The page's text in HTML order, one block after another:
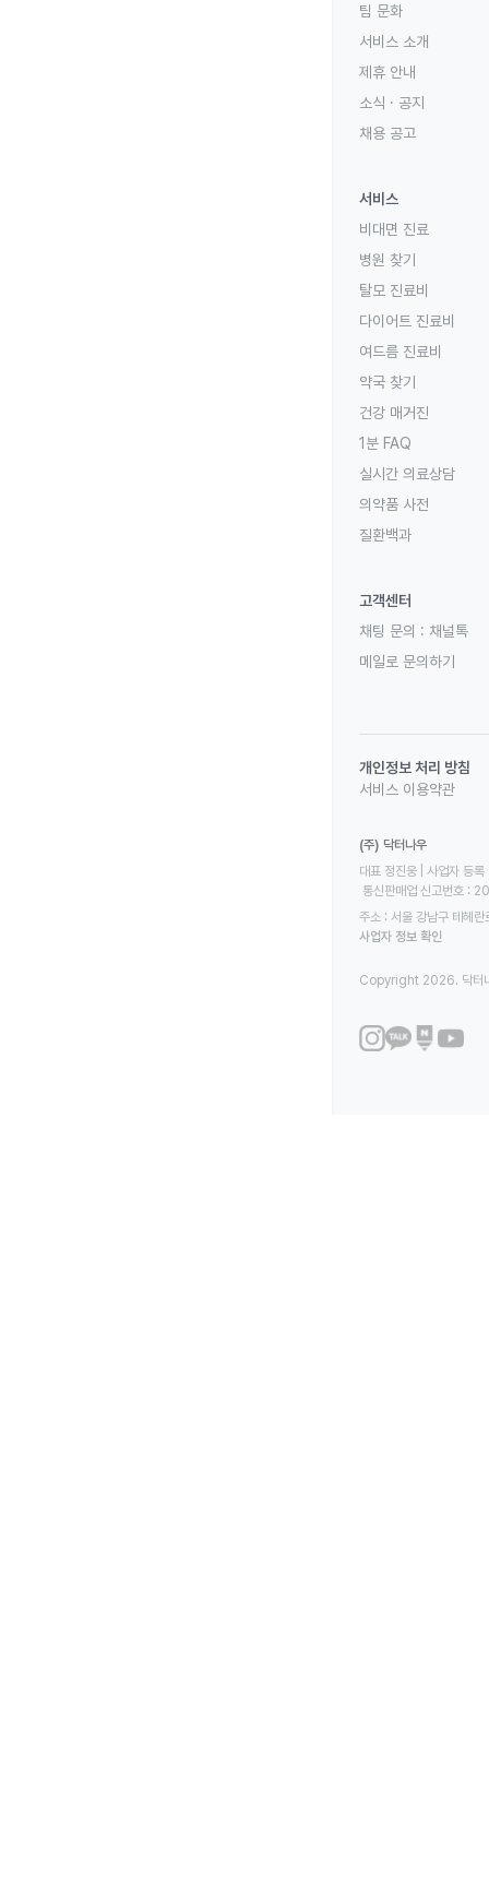
팀 문화
서비스 소개
제휴 안내
소식 · 공지
채용 공고
서비스
비대면 진료
병원 찾기
탈모 진료비
다이어트 진료비
여드름 진료비
약국 찾기
건강 매거진
1분 FAQ
실시간 의료상담
의약품 사전
질환백과
고객센터
채팅 문의 : 채널톡
메일로 문의하기
개인정보 처리 방침
서비스 이용약관
(주) 닥터나우
대표 정진웅 | 사업자
통신판매업 신고번호
주소 : 서울 강남구 테헤
사업자 정보 확인
Copyright 2026. 닥터